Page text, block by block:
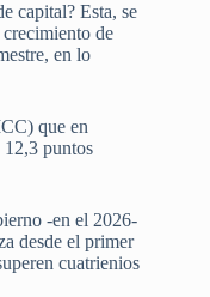
capital? Esta, se
de
en lo
que en
12,3 puntos
-en el 2026-
desde el primer
cuatrienios